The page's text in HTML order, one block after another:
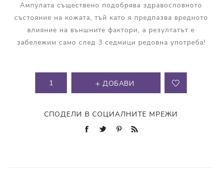
Ампулата съществено подобрява здравословното
състояние на кожата, тъй като я предпазва вредното
влияние на външните фактори, а резултатът е
забележим само след 3 седмици редовна употреба!
ДОБАВИ
СПОДЕЛИ В СОЦИАЛНИТЕ МРЕЖИ